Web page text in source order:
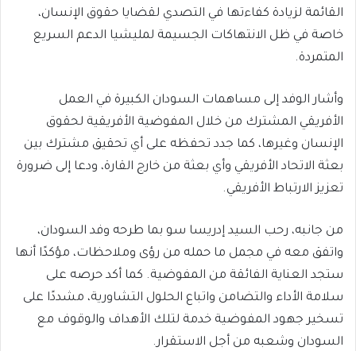
القائمة لزيادة كفاءتها في التصدي لقضايا حقوق الإنسان،
خاصة في ظل الانتهاكات الجسيمة لمليشيا الدعم السريع
المتمردة.
وأشار الوفد إلى مساهمات السودان الكبيرة في العمل
الأفريقي المشترك من خلال المفوضية الأفريقية لحقوق
الإنسان وغيرها، كما جدد تحفظه على أي تحقيق مشترك بين
بعثة الاتحاد الأفريقي وأي بعثة من خارج القارة، ودعا إلى ضرورة
تعزيز الارتباط الأفريقي.
من جانبه، رحب السيد إدريسا سو بما طرحه وفد السودان،
واتفق معه في مجمل ما حمله من رؤى وملاحظات، مؤكدًا أنها
ستجد العناية الفائقة من المفوضية. كما أكد حرصه على
سلامة الأداء والتضامن واتباع الحلول التشاورية، مشددًا على
تسخير جهود المفوضية خدمة لتلك الأهداف والوقوف مع
السودان وشعبه من أجل الاستقرار.